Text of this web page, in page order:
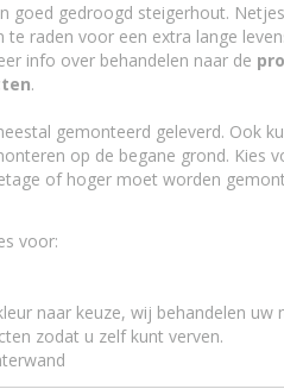
goed gedroogd steigerhout.
te raden voor een extra lange
info over behandelen naar de
.
gemonteerd geleverd. Ook
op de begane grond. Kies
of hoger moet worden
voor:
naar keuze, wij behandelen uw
zodat u zelf kunt verven.